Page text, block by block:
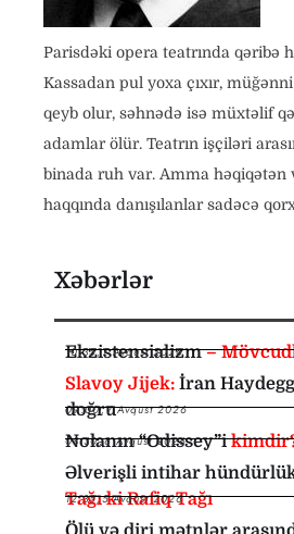
Parisdəki opera teatrında qəribə
Kassadan pul yoxa çıxır,
qeyb olur, səhnədə isə müxtəlif
adamlar ölür. Teatrın işçiləri
binada ruh var. Amma həqiqətən
haqqında danışılanlar sadəcə
Xəbərlər
Ekzistensializm–
10:35,7 Avqust 2026
Slavoy Jijek: İran
doğru
09:00,7 Avqust 2026
Nolanın “Odissey”i
08:30,6 Avqust 2026
Əlverişli intihar
Tağı ki Rafiq Tağı
12:35,5 Avqust 2026